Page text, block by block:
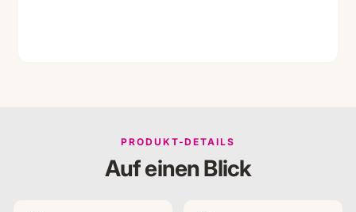
PRODUKT-DETAILS
Auf einen Blick